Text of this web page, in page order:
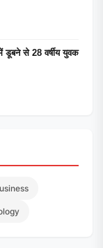
डूबने से 28 वर्षीय युवक